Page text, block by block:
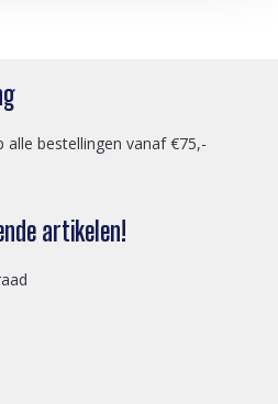
alle bestellingen vanaf €75,-
artikelen!